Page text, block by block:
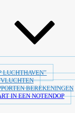
LUCHTHAVEN”
BEREKENINGEN
IN EEN NOTENDOP